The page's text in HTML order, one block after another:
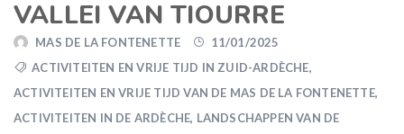
VALLEI VAN TIOURRE
MAS DE LA FONTENETTE
11/01/2025
ACTIVITEITEN EN VRIJE TIJD IN ZUID-ARDÈCHE,
ACTIVITEITEN EN VRIJE TIJD VAN DE MAS DE LA FONTENETTE,
ACTIVITEITEN IN DE ARDÈCHE, LANDSCHAPPEN VAN DE